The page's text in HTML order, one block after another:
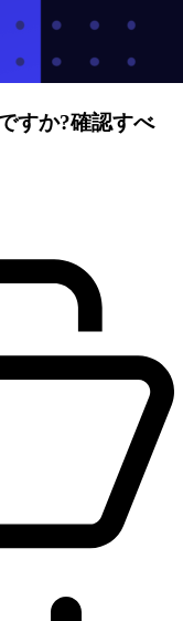
すか?確認すべ